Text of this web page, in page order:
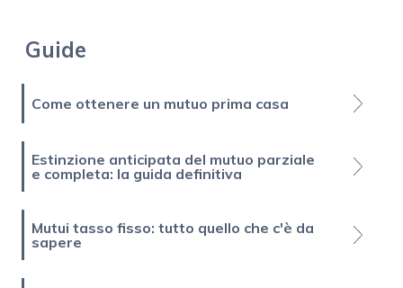
Guide
Come ottenere un mutuo prima casa
Estinzione anticipata del mutuo parziale
e completa: la guida definitiva
Mutui tasso fisso: tutto quello che c'è da
sapere